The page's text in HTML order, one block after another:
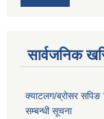
सार्वजनिक
क्याटलग/ब्रोसर सपिङ
सम्बन्धी सूचना